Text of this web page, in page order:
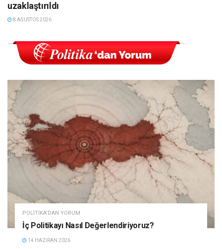
uzaklaştırıldı
8 AĞUSTOS 2026
POLITIKA'DAN YORUM
İç Politikayı Nasıl Değerlendiriyoruz?
14 HAZIRAN 2026